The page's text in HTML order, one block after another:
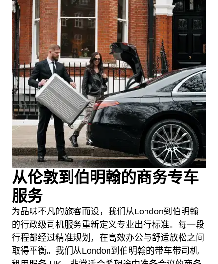
从伦敦到伯明翰的商务专车
服务
为品味不凡的旅客而设，我们从London到伯明翰
的行政级司机服务重新定义专业出行标准。每一段
行程都经过精准规划，在高效办公与舒适放松之间
取得平衡。我们从London到伯明翰的带车带司机